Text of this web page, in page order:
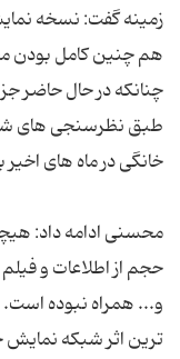
زمینه گفت: نسخه
هم چنین کامل بودن
چنانکه در حال حاضر
طبق نظرسنجی های
محسنی ادامه داد:
حجم از اطلاعات و
و... همراه نبوده است.
ترین اثر شبکه